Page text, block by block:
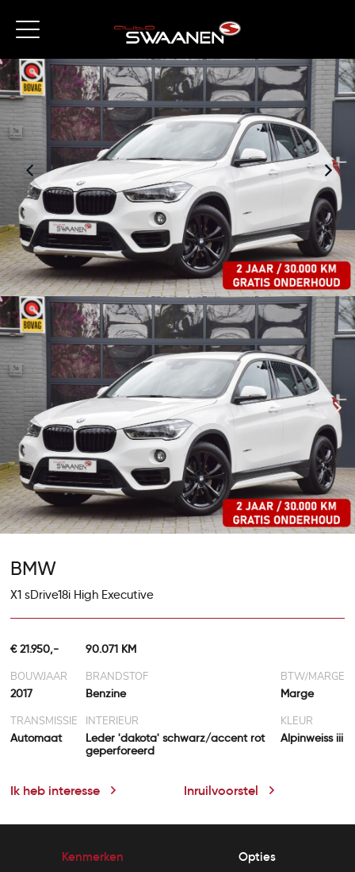
BMW
X1 sDrive18i High Executive
€ 21.950,-
90.071 KM
BOUWJAAR
2017
BRANDSTOF
Benzine
BTW/MARGE
Marge
TRANSMISSIE
Automaat
INTERIEUR
Leder 'dakota' schwarz/accent rot
geperforeerd
KLEUR
Alpinweiss iii
Ik heb interesse Inruilvoorstel
Kenmerken
Opties